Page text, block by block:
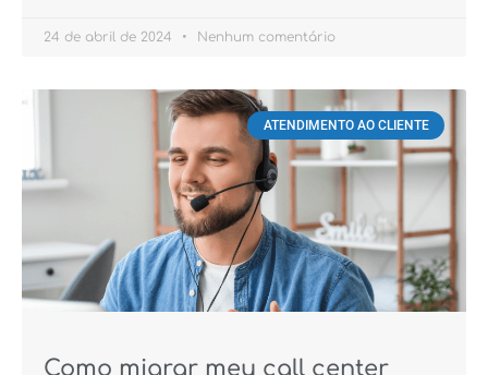
24 de abril de 2024 Nenhum comentário
ATENDIMENTO AO CLIENTE
Como migrar meu call center